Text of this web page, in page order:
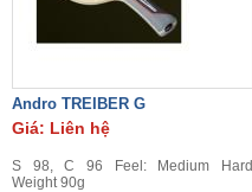
Andro TREIBER G
Giá: Liên hệ
S 98, C 96 Feel: Medium Hard
Weight 90g